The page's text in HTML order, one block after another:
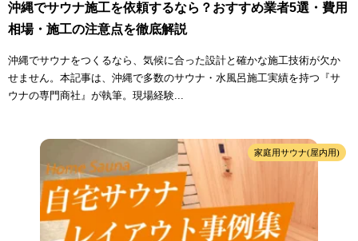
沖縄でサウナ施工を依頼するなら？おすすめ業者5選・費用
相場・施工の注意点を徹底解説
沖縄でサウナをつくるなら、気候に合った設計と確かな施工技術が欠か
せません。本記事は、沖縄で多数のサウナ・水風呂施工実績を持つ『サ
ウナの専門商社』が執筆。現場経験...
家庭用サウナ(屋内用)